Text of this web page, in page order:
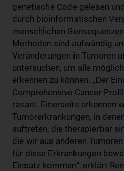
genetische Code gelesen
durch bioinformatischen
menschlichen
Methoden sind aufwändig
Veränderungen in Tumoren
untersuchen, um alle
erkennen zu können. „Der
Comprehensive Cancer
rasant. Einerseits erkennen
Tumorerkrankungen, in
auftreten, die therapierbar
die wir aus anderen
für diese Erkrankungen
Einsatz kommen“, erklärt